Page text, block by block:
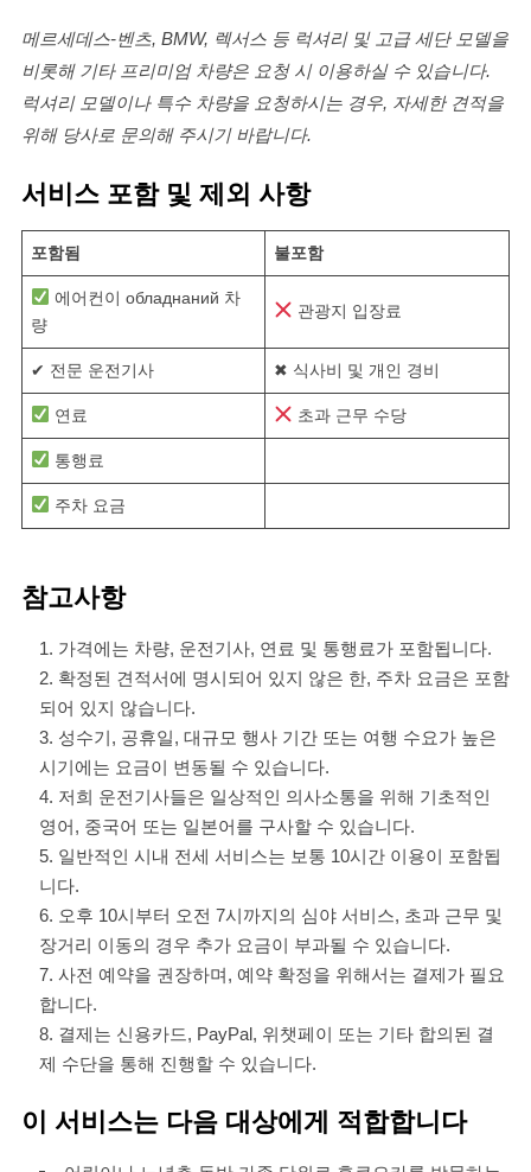
메르세데스-벤츠, BMW, 렉서스 등 럭셔리 및 고급 세단 모델을
비롯해 기타 프리미엄 차량은 요청 시 이용하실 수 있습니다.
럭셔리 모델이나 특수 차량을 요청하시는 경우, 자세한 견적을
위해 당사로 문의해 주시기 바랍니다.
서비스 포함 및 제외 사항
포함됨 불포함
에어컨이 обладнаний 차
량
관광지 입장료
✔ 전문 운전기사 ✖ 식사비 및 개인 경비
연료 초과 근무 수당
통행료
주차 요금
참고사항
가격에는 차량, 운전기사, 연료 및 통행료가 포함됩니다.
확정된 견적서에 명시되어 있지 않은 한, 주차 요금은 포함
되어 있지 않습니다.
성수기, 공휴일, 대규모 행사 기간 또는 여행 수요가 높은
시기에는 요금이 변동될 수 있습니다.
저희 운전기사들은 일상적인 의사소통을 위해 기초적인
영어, 중국어 또는 일본어를 구사할 수 있습니다.
일반적인 시내 전세 서비스는 보통 10시간 이용이 포함됩
니다.
오후 10시부터 오전 7시까지의 심야 서비스, 초과 근무 및
장거리 이동의 경우 추가 요금이 부과될 수 있습니다.
사전 예약을 권장하며, 예약 확정을 위해서는 결제가 필요
합니다.
결제는 신용카드, PayPal, 위챗페이 또는 기타 합의된 결
제 수단을 통해 진행할 수 있습니다.
이 서비스는 다음 대상에게 적합합니다